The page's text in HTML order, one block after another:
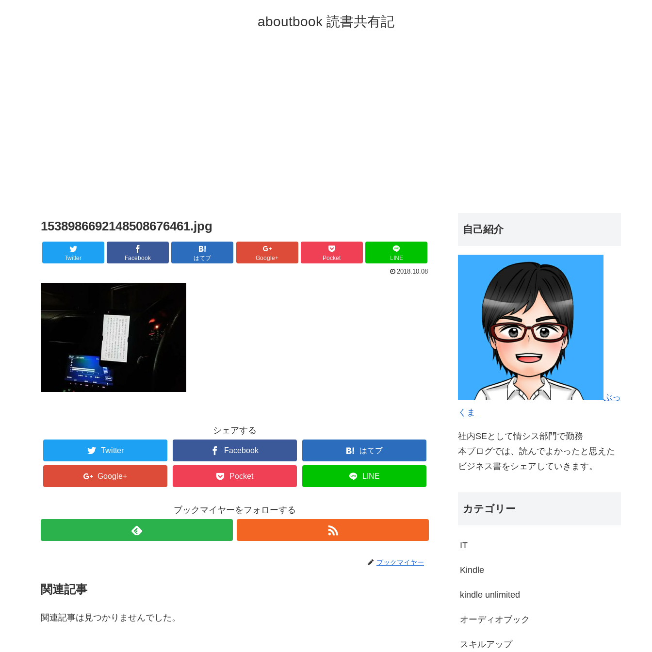
aboutbook 読書共有記
1538986692148508676461.jpg
Twitter Facebook はてブ Google+ Pocket LINE
2018.10.08
シェアする
Twitter Facebook はてブ
Google+ Pocket LINE
ブックマイヤーをフォローする
ブックマイヤー
関連記事
関連記事は見つかりませんでした。
自己紹介
ぶっ
くま
社内SEとして情シス部門で勤務
本ブログでは、読んでよかったと思えた
ビジネス書をシェアしていきます。
カテゴリー
IT
Kindle
kindle unlimited
オーディオブック
スキルアップ